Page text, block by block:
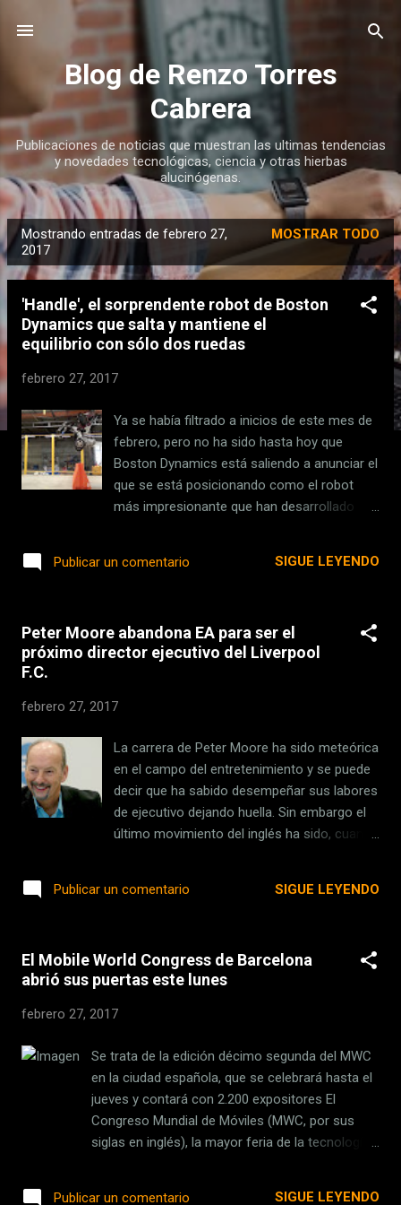
Ir al contenido principal
Blog de Renzo Torres
Cabrera
Publicaciones de noticias que muestran las ultimas tendencias
y novedades tecnológicas, ciencia y otras hierbas
alucinógenas.
E
n
Mostrando entradas de febrero 27,
2017
MOSTRAR TODO
'Handle', el sorprendente robot de Boston
Dynamics que salta y mantiene el
equilibrio con sólo dos ruedas
febrero 27, 2017
Ya se había filtrado a inicios de este mes de
febrero, pero no ha sido hasta hoy que
Boston Dynamics está saliendo a anunciar el
que se está posicionando como el robot
más impresionante que han desarrollado
además mantiene el equilibrio. En aquella
de la compañía, donde el objetivo era
mostrar el portafolio de productos a un
conocimos el aspecto de Handle y parte de
Boston Dynamics nos lo muestra en un
vídeo con mejor calidad y nos explica
algunos detalles de este impresionante
robot. "Un robot que induce a la pesadilla" A
diferencia del resto de sus robots con dos o
un par de ruedas en las patas , con las que
Publicar un comentario SIGUE LEYENDO
Peter Moore abandona EA para ser el
próximo director ejecutivo del Liverpool
F.C.
febrero 27, 2017
La carrera de Peter Moore ha sido meteórica
en el campo del entretenimiento y se puede
decir que ha sabido desempeñar sus labores
de ejecutivo dejando huella. Sin embargo el
último movimiento del inglés ha sido, cuanto
Liverpool F.C. como su próximo director
equipo de Anfield y corroborado por la web
oficial del club , indicando que Moore se
incorporará a partir del próximo mes de
preparar la temporada 2017/2018. Peter
Moore appointed as #LFC 's chief executive
officer. Full statement:
https://t.co/cXj29GwRS4
pic.twitter.com/pKgiULrgGB — Liverpool FC
broche de una reestructura de la ejecutiva
Publicar un comentario SIGUE LEYENDO
El Mobile World Congress de Barcelona
abrió sus puertas este lunes
febrero 27, 2017
Se trata de la edición décimo segunda del MWC
en la ciudad española, que se celebrará hasta el
jueves y contará con 2.200 expositores El
Congreso Mundial de Móviles (MWC, por sus
siglas en inglés), la mayor feria de la tecnología,
Publicar un comentario SIGUE LEYENDO